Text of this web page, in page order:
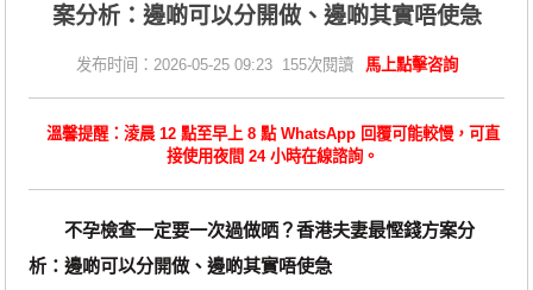
案分析：邊啲可以分開做、邊啲其實唔使急
发布时间：2026-05-25 09:23 155次閱讀 馬上點擊咨詢
溫馨提醒：淩晨 12 點至早上 8 點 WhatsApp 回覆可能較慢，可直
接使用夜間 24 小時在線諮詢。
不孕檢查一定要一次過做晒？香港夫妻最慳錢方案分
析：邊啲可以分開做、邊啲其實唔使急